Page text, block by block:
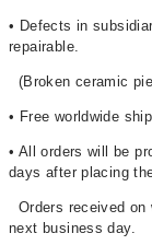
• Defects in
repairable.
(Broken ceramic
• Free worldwide
• All orders will be
days after placing
Orders received on
next business day.